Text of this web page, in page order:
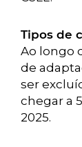
Tipos de
Ao longo
de
ser
chegar a
2025.